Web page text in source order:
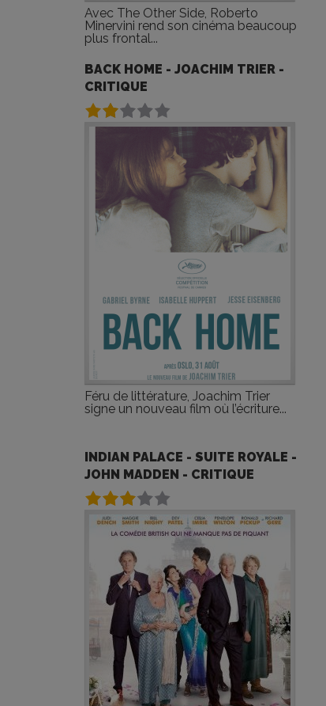
Avec The Other Side, Roberto
Minervini rend son cinéma beaucoup
plus frontal...
BACK HOME - JOACHIM TRIER -
CRITIQUE
Féru de littérature, Joachim Trier
signe un nouveau film où l’écriture...
INDIAN PALACE - SUITE ROYALE -
JOHN MADDEN - CRITIQUE